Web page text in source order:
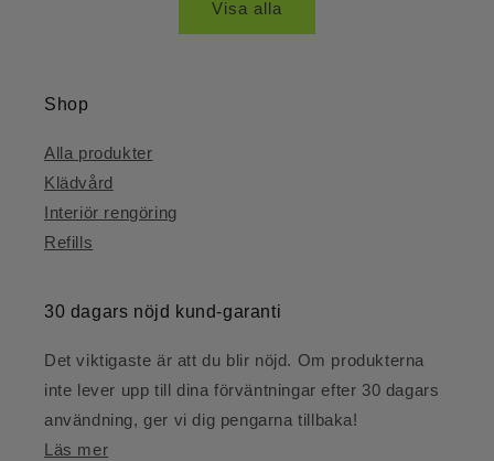
Visa alla
Shop
Alla produkter
Klädvård
Interiör rengöring
Refills
30 dagars nöjd kund-garanti
Det viktigaste är att du blir nöjd. Om produkterna
inte lever upp till dina förväntningar efter 30 dagars
användning, ger vi dig pengarna tillbaka!
Läs mer